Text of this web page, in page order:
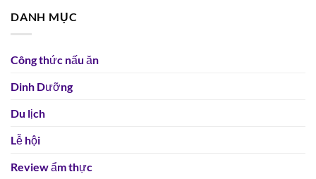
DANH MỤC
Công thức nấu ăn
Dinh Dưỡng
Du lịch
Lễ hội
Review ẩm thực